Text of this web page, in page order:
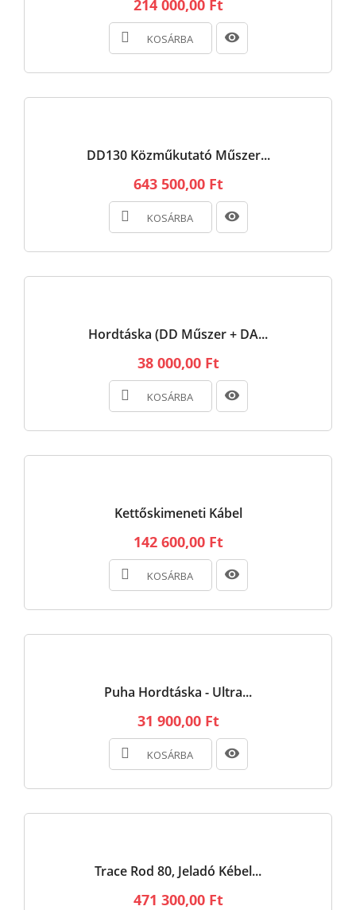
214 000,00 Ft
KOSÁRBA
DD130 Közműkutató Műszer...
643 500,00 Ft
KOSÁRBA
Hordtáska (DD Műszer + DA...
38 000,00 Ft
KOSÁRBA
Kettőskimeneti Kábel
142 600,00 Ft
KOSÁRBA
Puha Hordtáska - Ultra...
31 900,00 Ft
KOSÁRBA
Trace Rod 80, Jeladó Kébel...
471 300,00 Ft